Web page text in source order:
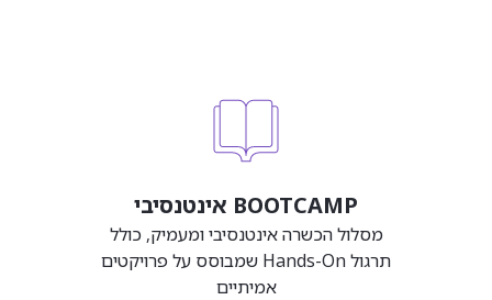
BOOTCAMP אינטנסיבי
מסלול הכשרה אינטנסיבי ומעמיק, כולל
תרגול Hands-On שמבוסס על פרויקטים
אמיתיים